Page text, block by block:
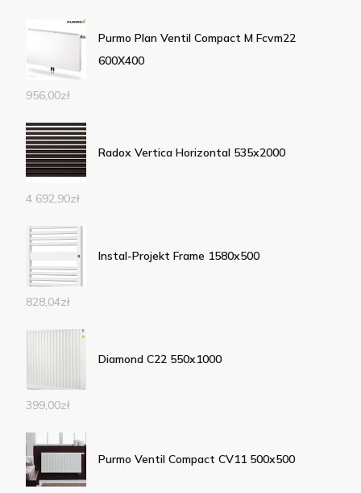
Purmo Plan Ventil Compact M Fcvm22
600X400
956,00zł
Radox Vertica Horizontal 535x2000
4 692,90zł
Instal-Projekt Frame 1580x500
828,04zł
Diamond C22 550x1000
399,00zł
Purmo Ventil Compact CV11 500x500